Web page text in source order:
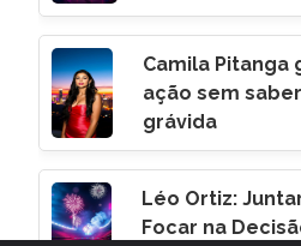
Camila Pitanga
ação sem
grávida
Léo Ortiz:
Focar na